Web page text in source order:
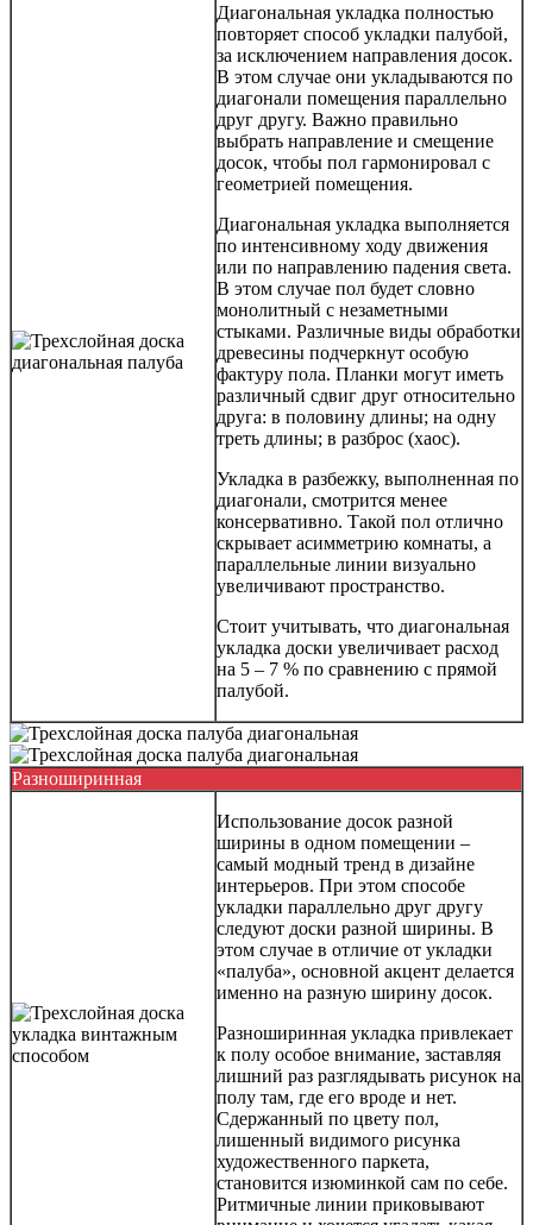
Диагональная укладка полностью
повторяет способ укладки палубой,
за исключением направления досок.
В этом случае они укладываются по
диагонали помещения параллельно
друг другу. Важно правильно
выбрать направление и смещение
досок, чтобы пол гармонировал с
геометрией помещения.
Диагональная укладка выполняется
по интенсивному ходу движения
или по направлению падения света.
В этом случае пол будет словно
монолитный с незаметными
стыками. Различные виды обработки
древесины подчеркнут особую
фактуру пола. Планки могут иметь
различный сдвиг друг относительно
друга: в половину длины; на одну
треть длины; в разброс (хаос).
Укладка в разбежку, выполненная по
диагонали, смотрится менее
консервативно. Такой пол отлично
скрывает асимметрию комнаты, а
параллельные линии визуально
увеличивают пространство.
Стоит учитывать, что диагональная
укладка доски увеличивает расход
на 5 – 7 % по сравнению с прямой
палубой.
Разноширинная
Использование досок разной
ширины в одном помещении –
самый модный тренд в дизайне
интерьеров. При этом способе
укладки параллельно друг другу
следуют доски разной ширины. В
этом случае в отличие от укладки
«палуба», основной акцент делается
именно на разную ширину досок.
Разноширинная укладка привлекает
к полу особое внимание, заставляя
лишний раз разглядывать рисунок на
полу там, где его вроде и нет.
Сдержанный по цвету пол,
лишенный видимого рисунка
художественного паркета,
становится изюминкой сам по себе.
Ритмичные линии приковывают